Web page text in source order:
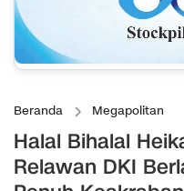
Beranda Megapolitan
Halal Bihalal
Relawan DKI